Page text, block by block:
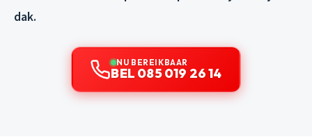
dak.
NU BEREIKBAAR
BEL 085 019 26 14